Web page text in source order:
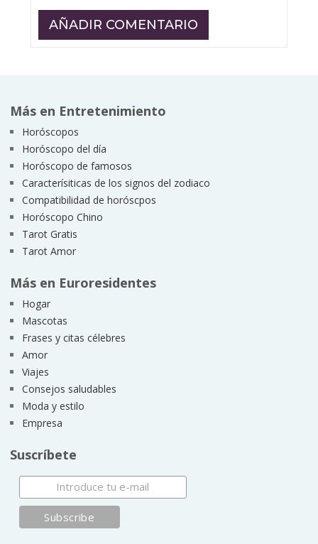
Más en Entretenimiento
Horóscopos
Horóscopo del día
Horóscopo de famosos
Caracterísiticas de los signos del zodiaco
Compatibilidad de horóscpos
Horóscopo Chino
Tarot Gratis
Tarot Amor
Más en Euroresidentes
Hogar
Mascotas
Frases y citas célebres
Amor
Viajes
Consejos saludables
Moda y estilo
Empresa
Suscríbete